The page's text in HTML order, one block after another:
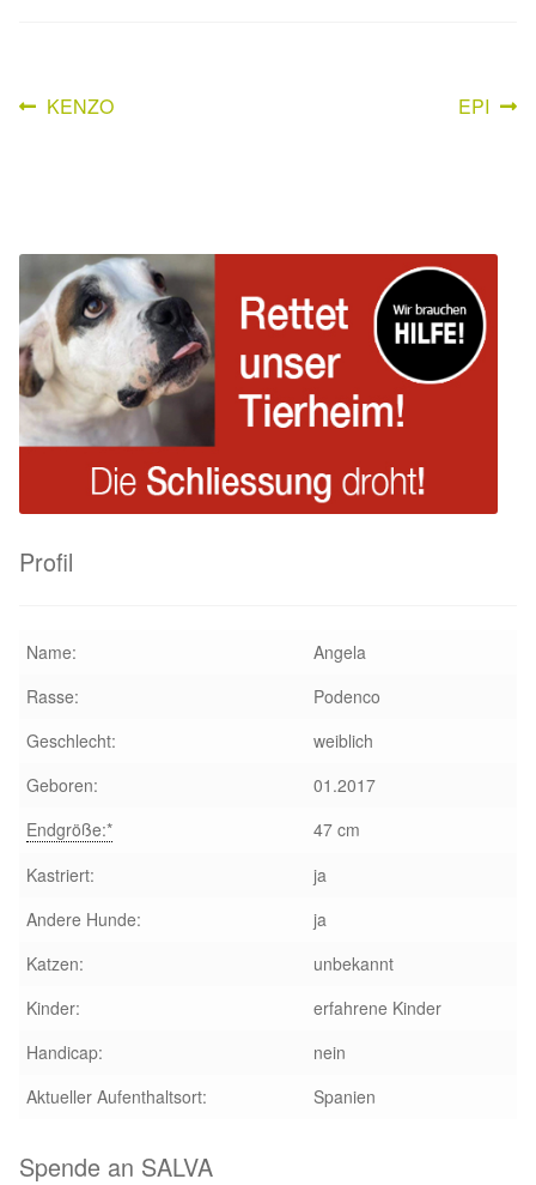
Zwingerhusten
Glückliche Fellnasen
Happy End Stories
Regenbogenbrücke
SALVA News
Kreativprojekte
Unsere Partnertierheime
Aktion „Hilfe La Linea“
Partnertierheim in Bulgarien
Partnertierheim in Polen
Beitragsnavigation
Vorheriger
KENZO
Nächster
EPI
Profil
Name:
Angela
Rasse:
Podenco
Geschlecht:
weiblich
Geboren:
01.2017
Endgröße:*
47 cm
Kastriert:
ja
Andere Hunde:
ja
Katzen:
unbekannt
Kinder:
erfahrene Kinder
Handicap:
nein
Aktueller Aufenthaltsort:
Spanien
Spende an SALVA